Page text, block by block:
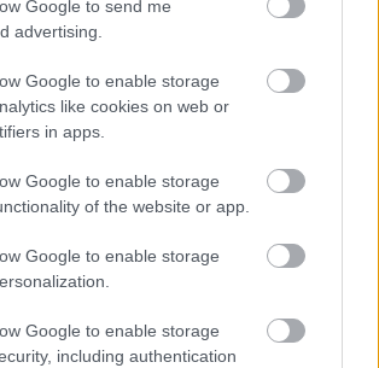
Google to send me
advertising.
Google to enable storage
like cookies on web or
in apps.
Google to enable storage
of the website or app.
Google to enable storage
Google to enable storage
including authentication